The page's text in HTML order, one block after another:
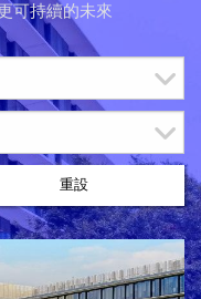
可持續的未來
重設